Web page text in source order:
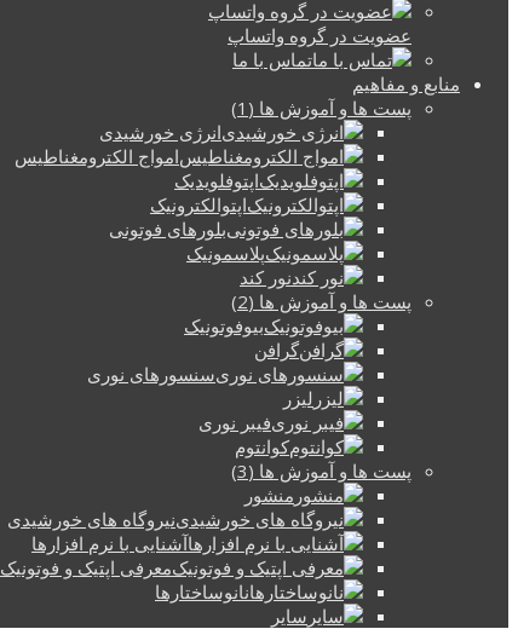
عضویت در گروه واتساپ
تماس با ما
منابع و مفاهیم
پست ها و آموزش ها (1)
انرژی خورشیدی
امواج الکترومغناطیس
اپتوفلویدیک
اپتوالکترونیک
بلورهای فوتونی
پلاسمونیک
نور کند
پست ها و آموزش ها (2)
بیوفوتونیک
گرافن
سنسورهای نوری
لیزر
فیبر نوری
کوانتوم
پست ها و آموزش ها (3)
منشور
نیروگاه های خورشیدی
آشنایی با نرم افزارها
معرفی اپتیک و فوتونیک
نانوساختارها
سایر